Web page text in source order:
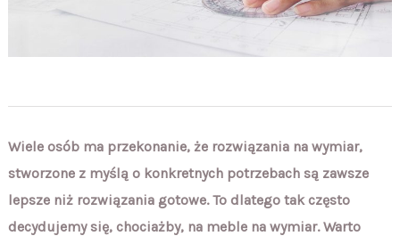
Wiele osób ma przekonanie, że rozwiązania na wymiar,
stworzone z myślą o konkretnych potrzebach są zawsze
lepsze niż rozwiązania gotowe. To dlatego tak często
decydujemy się, chociażby, na meble na wymiar. Warto